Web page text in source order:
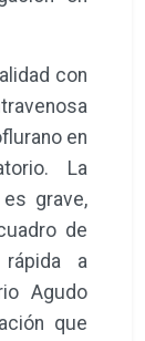
con
en
La
grave,
de
a
Agudo
que